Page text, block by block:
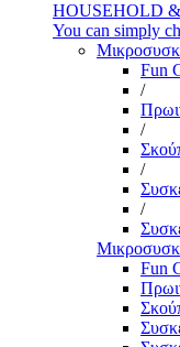
HOUSEHOLD
You can simply
Fun
/
/
/
/
Fun